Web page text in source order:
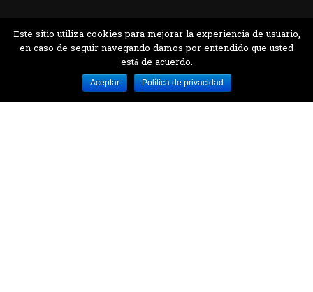
Desarrollado por MJTEC.
Este sitio utiliza cookies para mejorar la experiencia de usuario,
en caso de seguir navegando damos por entendido que usted
está de acuerdo.
Aceptar Política de privacidad